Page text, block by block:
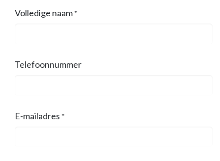
Volledige naam *
Telefoonnummer
E-mailadres *